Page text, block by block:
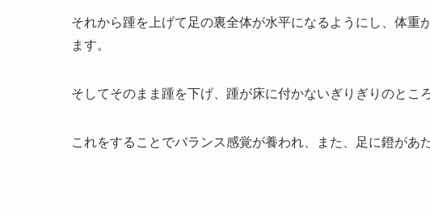
それから踵を上げて足の裏全体が水平になるようにし、体重
ます。
そしてそのまま踵を下げ、踵が床に付かないぎりぎりのとこ
これをすることでバランス感覚が養われ、また、足に鐙があ